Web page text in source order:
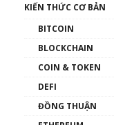
00:43:47
như
00:39:31
Phổ
KIẾN THỨC CƠ BẢN
BITCOIN
BLOCKCHAIN
COIN & TOKEN
DEFI
ĐỒNG THUẬN